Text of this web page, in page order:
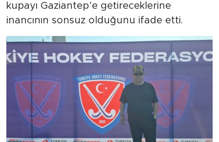
kupayı Gaziantep’e getireceklerine
inancının sonsuz olduğunu ifade etti.